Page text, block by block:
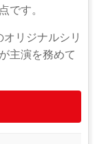
です。
リジナルシリ
主演を務めて